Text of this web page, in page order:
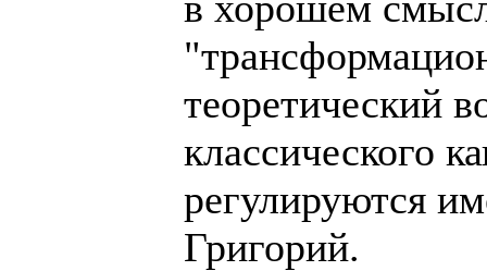
теоретический
классического
регулируются
Григорий.